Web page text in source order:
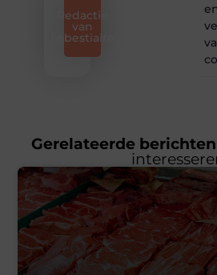
Redactie
van
Lebestiaire
en
Gerelateerde berichten